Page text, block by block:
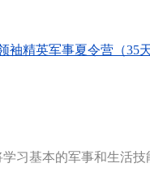
袖精英军事夏令营（35天
习基本的军事和生活